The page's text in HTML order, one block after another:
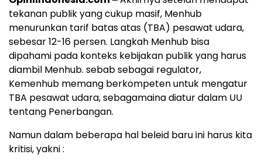
tekanan publik yang cukup masif, Menhub
menurunkan tarif batas atas (TBA) pesawat udara,
sebesar 12-16 persen. Langkah Menhub bisa
dipahami pada konteks kebijakan publik yang harus
diambil Menhub. sebab sebagai regulator,
Kemenhub memang berkompeten untuk mengatur
TBA pesawat udara, sebagamaina diatur dalam UU
tentang Penerbangan.
Namun dalam beberapa hal beleid baru ini harus kita
kritisi, yakni :